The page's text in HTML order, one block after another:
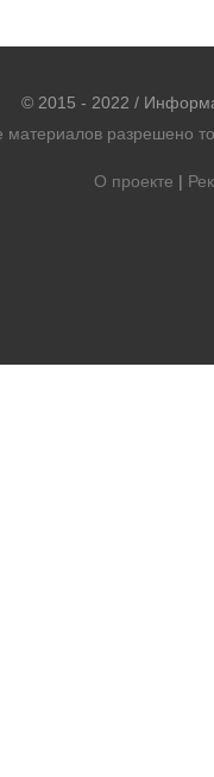
© 2015 - 2022 /
материалов разрешено
О проекте |